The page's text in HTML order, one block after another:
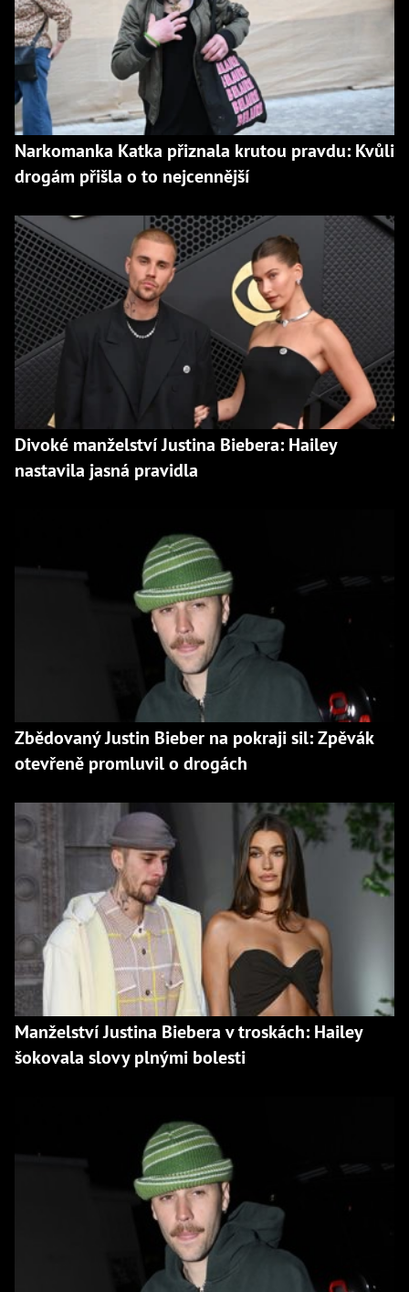
Narkomanka Katka přiznala krutou pravdu: Kvůli
drogám přišla o to nejcennější
Divoké manželství Justina Biebera: Hailey
nastavila jasná pravidla
Zbědovaný Justin Bieber na pokraji sil: Zpěvák
otevřeně promluvil o drogách
Manželství Justina Biebera v troskách: Hailey
šokovala slovy plnými bolesti